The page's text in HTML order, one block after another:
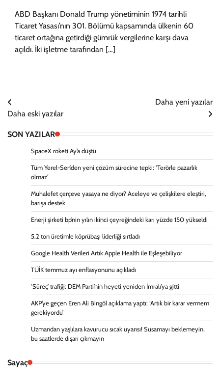
ABD Başkanı Donald Trump yönetiminin 1974 tarihli
Ticaret Yasası’nın 301. Bölümü kapsamında ülkenin 60
ticaret ortağına getirdiği gümrük vergilerine karşı dava
açıldı. İki işletme tarafından […]
Yazı
gezinmesi
Daha eski yazılar
Daha yeni yazılar
SON YAZILAR
SpaceX roketi Ay’a düştü
Tüm Yerel-Sen’den yeni çözüm sürecine tepki: ‘Terörle pazarlık
olmaz’
Muhalefet çerçeve yasaya ne diyor? Aceleye ve çelişkilere eleştiri,
barışa destek
Enerji şirketi bp’nin yılın ikinci çeyreğindeki karı yüzde 150 yükseldi
5.2 ton üretimle köprübaşı liderliği sırtladı
Google Health Verileri Artık Apple Health ile Eşleşebiliyor
TÜİK temmuz ayı enflasyonunu açıkladı
‘Süreç’ trafiği: DEM Parti’nin heyeti yeniden İmralı’ya gitti
AKP’ye geçen Eren Ali Bingöl açıklama yaptı: ‘Artık bir karar vermem
gerekiyordu’
Uzmandan yaşlılara kavurucu sıcak uyarısı! Susamayı beklemeyin,
bu saatlerde dışarı çıkmayın
Sayaç